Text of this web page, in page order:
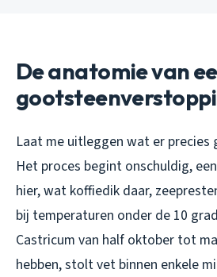
De anatomie van
Laat me uitleggen wat er precies
Het proces begint onschuldig,
hier, wat koffiedik daar,
bij temperaturen onder de 10
Castricum van half oktober tot
hebben, stolt vet binnen enkele